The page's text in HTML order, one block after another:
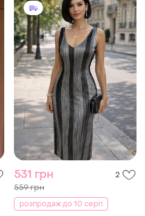
531 грн 2
559 грн
розпродаж до 10 серп